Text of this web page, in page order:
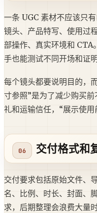
一条 UGC 素材不应该只
镜头、产品特写、使用过
部操作、真实环境和 CTA
手也能测试不同开场和证明
每个镜头都要说明目的，
寸参照”是为了减少购买
礼和运输信任，“展示使用
交付格式和
交付要求包括原始文件、
名、比例、时长、封面、
求，后期整理会浪费大量